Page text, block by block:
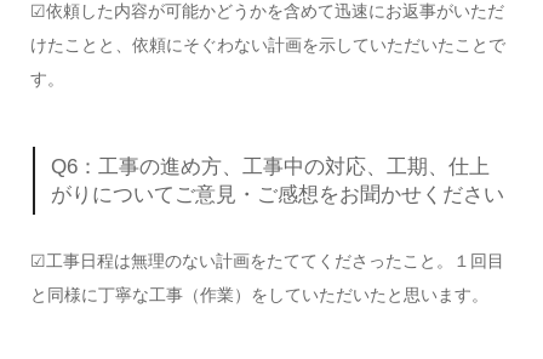
☑依頼した内容が可能かどうかを含めて迅速にお返事がいただ
けたことと、依頼にそぐわない計画を示していただいたことで
す。
Q6：工事の進め方、工事中の対応、工期、仕上
がりについてご意見・ご感想をお聞かせください
☑工事日程は無理のない計画をたててくださったこと。１回目
と同様に丁寧な工事（作業）をしていただいたと思います。